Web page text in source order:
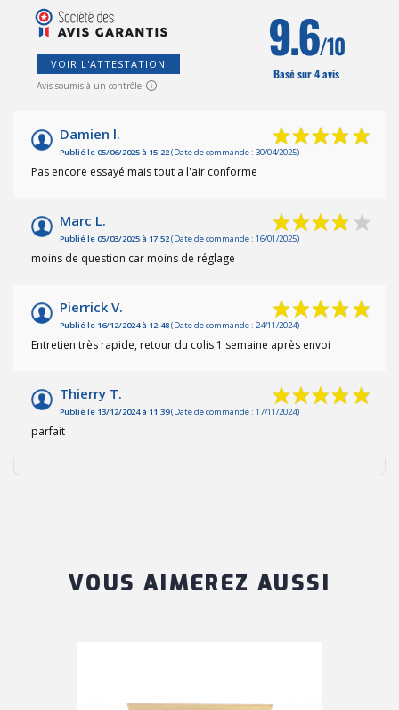
VOIR L'ATTESTATION
Avis soumis à un contrôle
9.6/10
Basé sur 4 avis
Damien l.
Publié le 05/06/2025 à 15:22(Date de commande : 30/04/2025)
Pas encore essayé mais tout a l'air conforme
Marc L.
Publié le 05/03/2025 à 17:52(Date de commande : 16/01/2025)
moins de question car moins de réglage
Pierrick V.
Publié le 16/12/2024 à 12:48(Date de commande : 24/11/2024)
Entretien très rapide, retour du colis 1 semaine après envoi
Thierry T.
Publié le 13/12/2024 à 11:39(Date de commande : 17/11/2024)
parfait
VOUS AIMEREZ AUSSI